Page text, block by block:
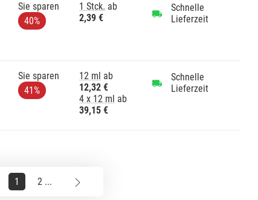
Sie sparen
40%
1 Stck. ab
2,39 €
Schnelle
Lieferzeit
Sie sparen
41%
12 ml ab
12,32 €
4 x 12 ml ab
39,15 €
Schnelle
Lieferzeit
1 2 ...